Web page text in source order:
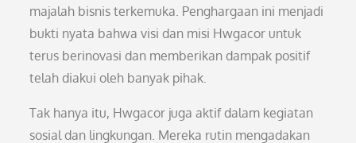
majalah bisnis terkemuka. Penghargaan ini menjadi
bukti nyata bahwa visi dan misi Hwgacor untuk
terus berinovasi dan memberikan dampak positif
telah diakui oleh banyak pihak.
Tak hanya itu, Hwgacor juga aktif dalam kegiatan
sosial dan lingkungan. Mereka rutin mengadakan